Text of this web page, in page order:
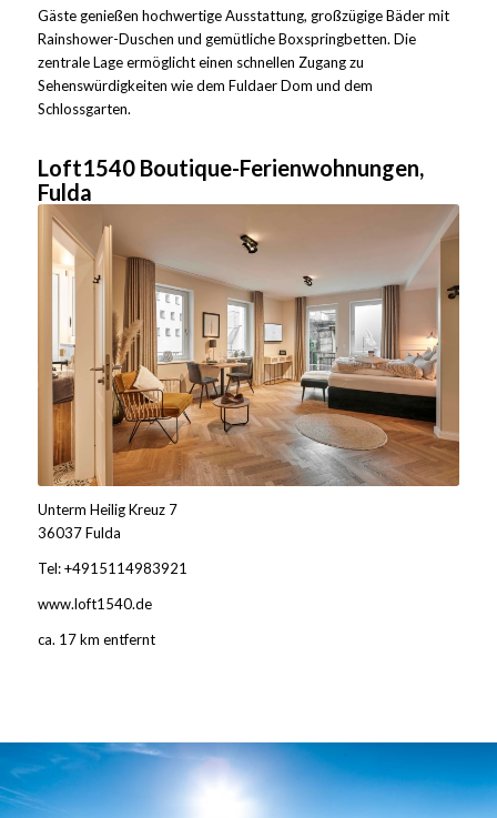
Gäste genießen hochwertige Ausstattung, großzügige Bäder mit
Rainshower-Duschen und gemütliche Boxspringbetten. Die
zentrale Lage ermöglicht einen schnellen Zugang zu
Sehenswürdigkeiten wie dem Fuldaer Dom und dem
Schlossgarten.
Loft1540 Boutique-Ferienwohnungen,
Fulda
Unterm Heilig Kreuz 7
36037 Fulda
Tel: +4915114983921
www.loft1540.de
ca. 17 km entfernt